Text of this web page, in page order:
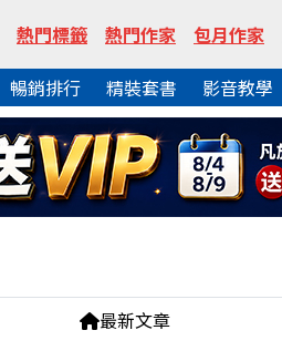
熱門標籤 熱門作家 包月作家
暢銷排行 精裝套書 影音教學
最新文章